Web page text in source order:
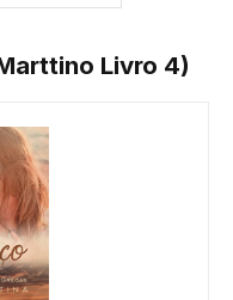
Livro 4)